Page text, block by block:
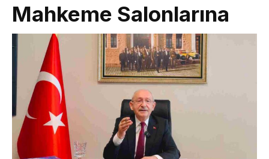
Mahkeme Salonlarına